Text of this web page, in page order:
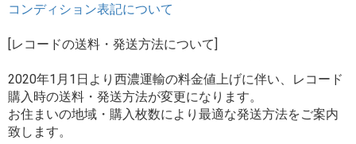
コンディション表記について
[レコードの送料・発送方法について]
2020年1月1日より西濃運輸の料金値上げに伴い、レコード
購入時の送料・発送方法が変更になります。
お住まいの地域・購入枚数により最適な発送方法をご案内
致します。